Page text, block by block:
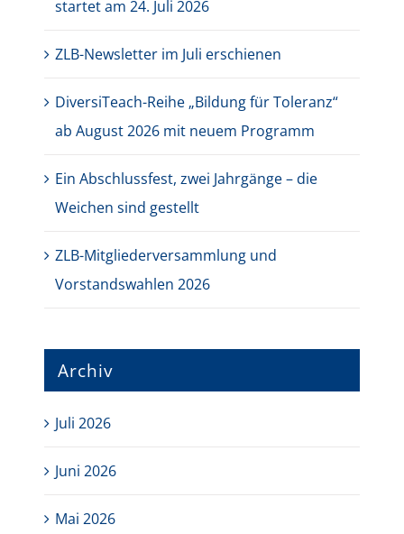
startet am 24. Juli 2026
ZLB-Newsletter im Juli erschienen
DiversiTeach-Reihe „Bildung für Toleranz“
ab August 2026 mit neuem Programm
Ein Abschlussfest, zwei Jahrgänge – die
Weichen sind gestellt
ZLB-Mitgliederversammlung und
Vorstandswahlen 2026
Archiv
Juli 2026
Juni 2026
Mai 2026